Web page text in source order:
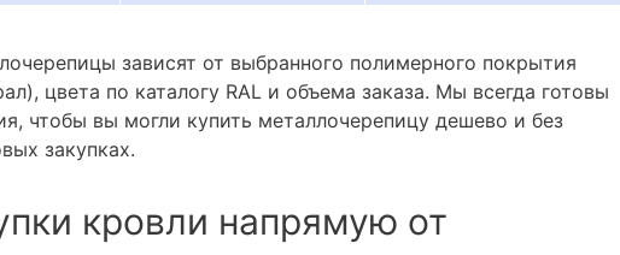
зависят от выбранного полимерного покрытия
цвета по каталогу RAL и объема заказа. Мы всегда готовы
чтобы вы могли купить металлочерепицу дешево и без
закупках.
кровли напрямую от